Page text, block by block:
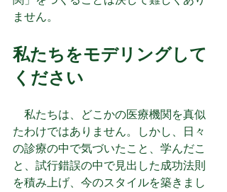
ません。
私たちをモデリングして
ください
私たちは、どこかの医療機関を真似
たわけではありません。しかし、日々
の診療の中で気づいたこと、学んだこ
と、試行錯誤の中で見出した成功法則
を積み上げ、今のスタイルを築きまし